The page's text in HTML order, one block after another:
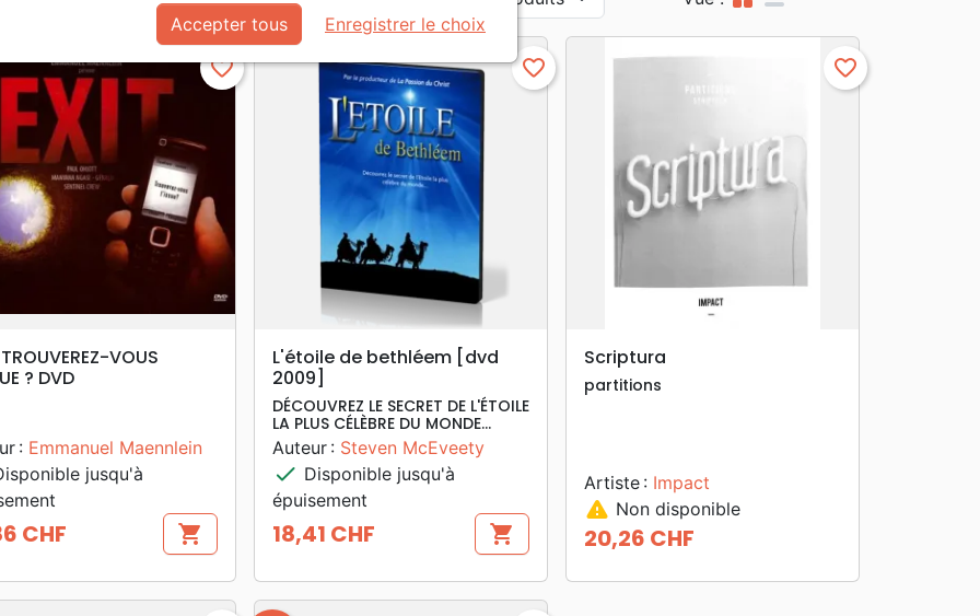
searchAPERÇU RAPIDE
favorite_border
VOUS
? DVD
: Emmanuel Maennlein
jusqu'à
CHF shopping_cart
search APERÇU RAPIDE
favorite_border
L'étoile de bethléem [dvd
2009]
DÉCOUVREZ LE SECRET DE L'ÉTOILE
LA PLUS CÉLÈBRE DU MONDE...
Auteur : Steven McEveety
check Disponible jusqu'à
épuisement
Prix
18,41 CHF shopping_cart
search
favorite_border
Scriptura
partitions
Artiste : Impact
warning Non disponible
Prix
20,26 CHF
Accepter tous Enregistrer le choix